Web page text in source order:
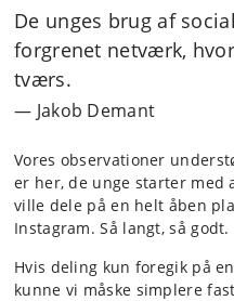
De unges brug af
forgrenet netværk,
tværs.
Jakob Demant
Vores observationer
er her, de unge starter med
ville dele på en helt åben
Instagram. Så langt, så godt.
Hvis deling kun foregik på
kunne vi måske simplere